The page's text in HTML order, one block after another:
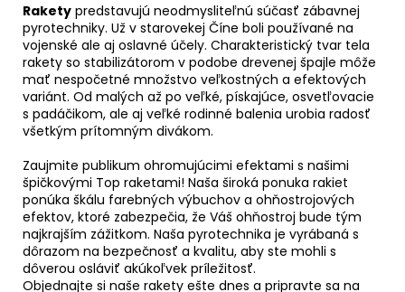
Rakety predstavujú neodmysliteľnú súčasť zábavnej
pyrotechniky. Už v starovekej Číne boli používané na
vojenské ale aj oslavné účely. Charakteristický tvar tela
rakety so stabilizátorom v podobe drevenej špajle môže
mať nespočetné množstvo veľkostných a efektových
variánt. Od malých až po veľké, pískajúce, osvetľovacie
s padáčikom, ale aj veľké rodinné balenia urobia radosť
všetkým prítomným divákom.
Zaujmite publikum ohromujúcimi efektami s našimi
špičkovými Top raketami! Naša široká ponuka rakiet
ponúka škálu farebných výbuchov a ohňostrojových
efektov, ktoré zabezpečia, že Váš ohňostroj bude tým
najkrajším zážitkom. Naša pyrotechnika je vyrábaná s
dôrazom na bezpečnosť a kvalitu, aby ste mohli s
dôverou osláviť akúkoľvek príležitosť.
Objednajte si naše rakety ešte dnes a pripravte sa na